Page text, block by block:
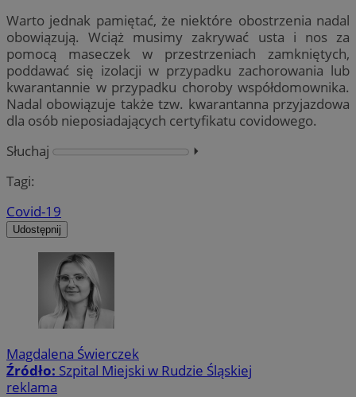
Warto jednak pamiętać, że niektóre obostrzenia nadal
obowiązują. Wciąż musimy zakrywać usta i nos za
pomocą maseczek w przestrzeniach zamkniętych,
poddawać się izolacji w przypadku zachorowania lub
kwarantannie w przypadku choroby współdomownika.
Nadal obowiązuje także tzw. kwarantanna przyjazdowa
dla osób nieposiadających certyfikatu covidowego.
Słuchaj
⏵︎
Tagi:
Covid-19
Udostępnij
Magdalena Świerczek
Źródło: Szpital Miejski w Rudzie Śląskiej
reklama